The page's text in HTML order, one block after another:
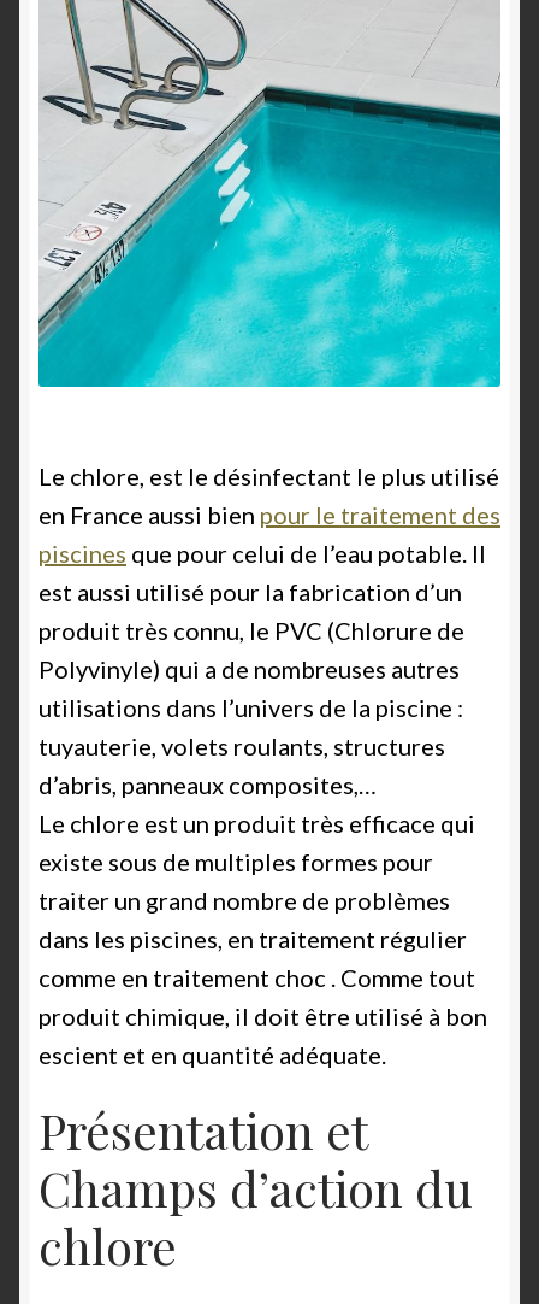
Le chlore, est le désinfectant le plus utilisé
en France aussi bien pour le traitement des
piscines que pour celui de l’eau potable. Il
est aussi utilisé pour la fabrication d’un
produit très connu, le PVC (Chlorure de
Polyvinyle) qui a de nombreuses autres
utilisations dans l’univers de la piscine :
tuyauterie, volets roulants, structures
d’abris, panneaux composites,…
Le chlore est un produit très efficace qui
existe sous de multiples formes pour
traiter un grand nombre de problèmes
dans les piscines, en traitement régulier
comme en traitement choc . Comme tout
produit chimique, il doit être utilisé à bon
escient et en quantité adéquate.
Présentation et
Champs d’action du
chlore